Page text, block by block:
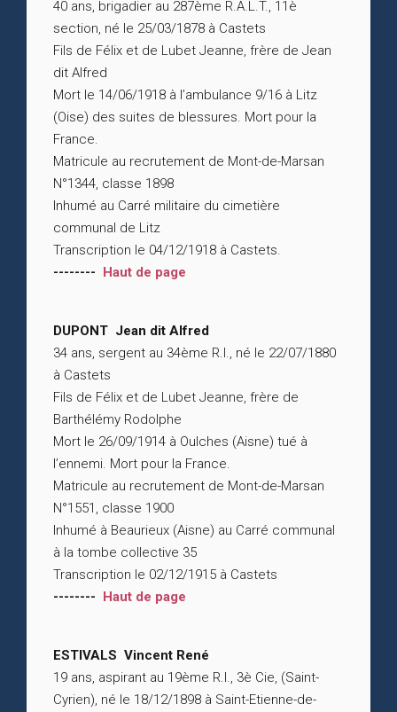
40 ans, brigadier au 287ème R.A.L.T., 11è
section, né le 25/03/1878 à Castets
Fils de Félix et de Lubet Jeanne, frère de Jean
dit Alfred
Mort le 14/06/1918 à l’ambulance 9/16 à Litz
(Oise) des suites de blessures. Mort pour la
France.
Matricule au recrutement de Mont-de-Marsan
N°1344, classe 1898
Inhumé au Carré militaire du cimetière
communal de Litz
Transcription le 04/12/1918 à Castets.
-------- Haut de page
DUPONT Jean dit Alfred
34 ans, sergent au 34ème R.I., né le 22/07/1880
à Castets
Fils de Félix et de Lubet Jeanne, frère de
Barthélémy Rodolphe
Mort le 26/09/1914 à Oulches (Aisne) tué à
l’ennemi. Mort pour la France.
Matricule au recrutement de Mont-de-Marsan
N°1551, classe 1900
Inhumé à Beaurieux (Aisne) au Carré communal
à la tombe collective 35
Transcription le 02/12/1915 à Castets
-------- Haut de page
ESTIVALS Vincent René
19 ans, aspirant au 19ème R.I., 3è Cie, (Saint-
Cyrien), né le 18/12/1898 à Saint-Etienne-de-